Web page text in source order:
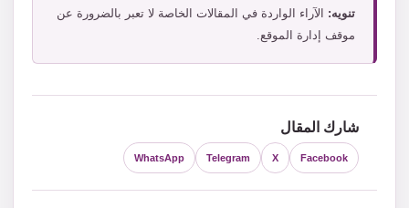
تنويه: الآراء الواردة في المقالات الخاصة لا تعبر بالضرورة عن
موقف إدارة الموقع.
شارك المقال
Facebook
X
Telegram
WhatsApp